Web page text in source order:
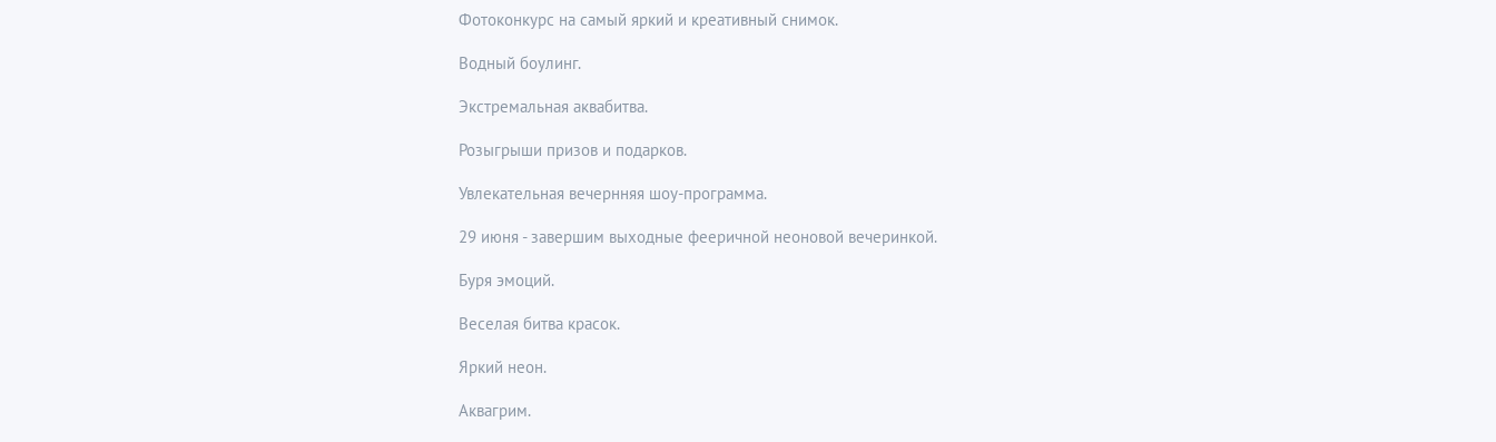
Фотоконкурс на самый яркий и креативный снимок.
Водный боулинг.
Экстремальная аквабитва.
Розыгрыши призов и подарков.
Увлекательная вечернняя шоу-программа.
29 июня - завершим выходные фееричной неоновой вечеринкой.
Буря эмоций.
Веселая битва красок.
Яркий неон.
Аквагрим.